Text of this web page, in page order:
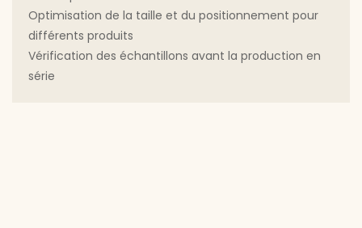
Optimisation de la taille et du positionnement pour
différents produits
Vérification des échantillons avant la production en
série